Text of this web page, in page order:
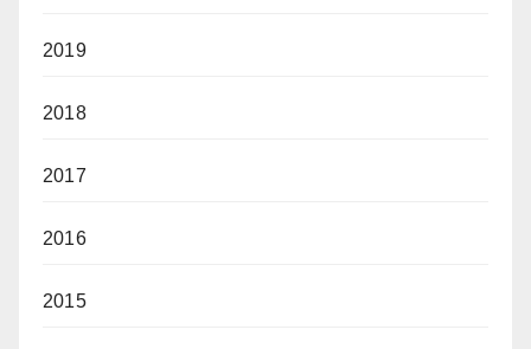
2019
2018
2017
2016
2015